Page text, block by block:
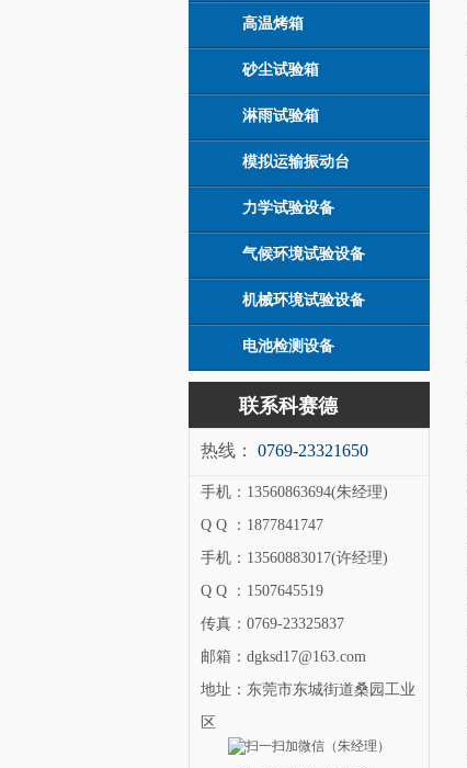
高温烤箱
砂尘试验箱
淋雨试验箱
模拟运输振动台
力学试验设备
气候环境试验设备
机械环境试验设备
电池检测设备
联系科赛德
热线： 0769-23321650
手机：13560863694(朱经理)
Q Q ：1877841747
手机：13560883017(许经理)
Q Q ：1507645519
传真：0769-23325837
邮箱：dgksd17@163.com
地址：东莞市东城街道桑园工业
区